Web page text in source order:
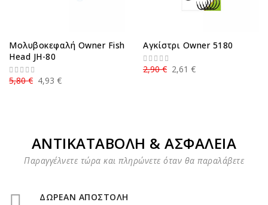
Μολυβοκεφαλή Owner Fish
Head JH-80
4,93 €
5,80 €
Αγκίστρι Owner 5180
2,61 €
2,90 €
ΑΝΤΙΚΑΤΑΒΟΛΗ & ΑΣΦΑΛΕΙΑ
Παραγγέλνετε τώρα και πληρώνετε όταν θα παραλάβετε
ΔΩΡΕΑΝ ΑΠΟΣΤΟΛΗ